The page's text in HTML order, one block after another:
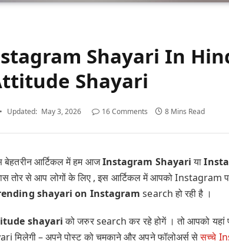
Shayari In
Shayari
Updated: May 3, 2026 16 Comments 8 Mins Read
बेहतरीन आर्टिकल में हम आजInstagram Shayariया
तोर से आप लोगों के लिए , इस आर्टिकल में आपको
shayari on Instagram search हो रही है ।
shayariको जरुर search कर रहे होगें । तो आपको यहां
मिलेगी – अपने पोस्ट को चमकाने और अपने फॉलोअर्स सेसच्चे